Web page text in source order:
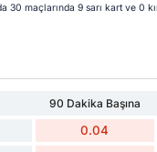
maçlarında 9 sarı kart ve 0
90 Dakika Başına
0.04